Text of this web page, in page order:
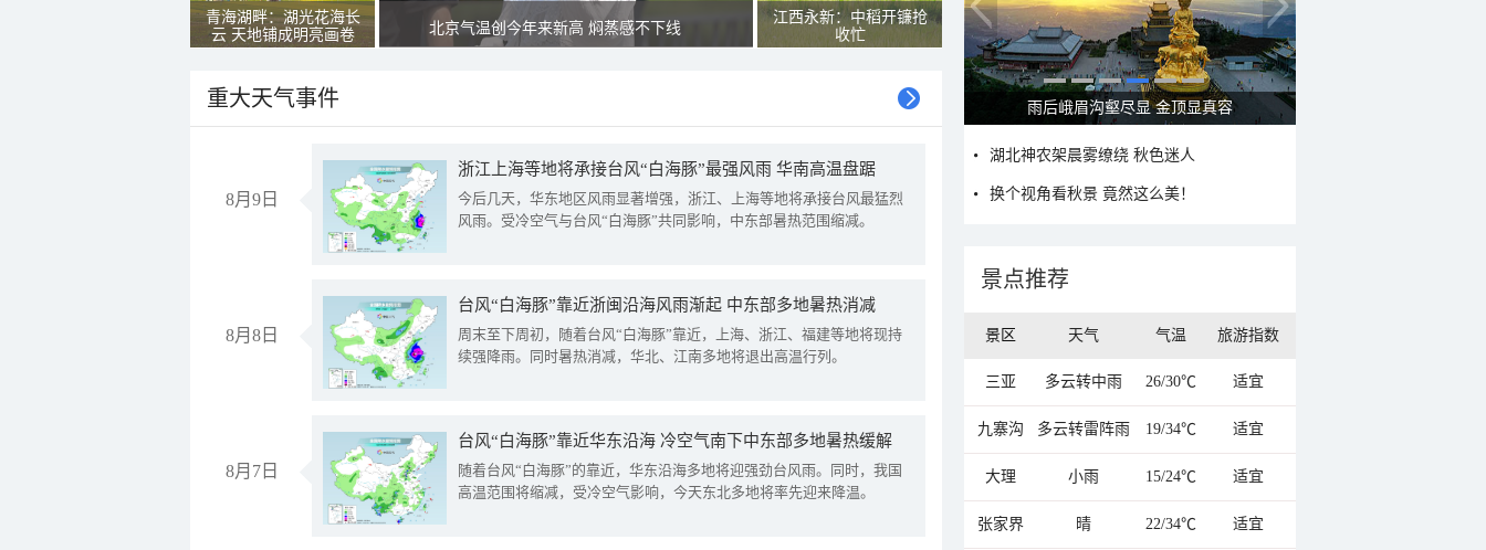
青海湖畔：湖光花海长
云 天地铺成明亮画卷
北京气温创今年来新高 焖蒸感不下线
江西永新：中稻开镰抢
收忙
重大天气事件
8月9日
浙江上海等地将承接台风“白海豚”最强风雨 华南高温盘踞
今后几天，华东地区风雨显著增强，浙江、上海等地将承接台风最猛烈
风雨。受冷空气与台风“白海豚”共同影响，中东部暑热范围缩减。
8月8日
台风“白海豚”靠近浙闽沿海风雨渐起 中东部多地暑热消减
周末至下周初，随着台风“白海豚”靠近，上海、浙江、福建等地将现持
续强降雨。同时暑热消减，华北、江南多地将退出高温行列。
8月7日
台风“白海豚”靠近华东沿海 冷空气南下中东部多地暑热缓解
随着台风“白海豚”的靠近，华东沿海多地将迎强劲台风雨。同时，我国
高温范围将缩减，受冷空气影响，今天东北多地将率先迎来降温。
秋意浓 蓝天映衬下的哈尔滨伏尔加庄园
湖北神农架晨雾缭绕 秋色迷人
换个视角看秋景 竟然这么美！
景点推荐
景区 天气 气温 旅游指数
三亚 多云转中雨 26/30℃ 适宜
九寨沟 多云转雷阵雨 19/34℃ 适宜
大理 小雨 15/24℃ 适宜
张家界 晴 22/34℃ 适宜